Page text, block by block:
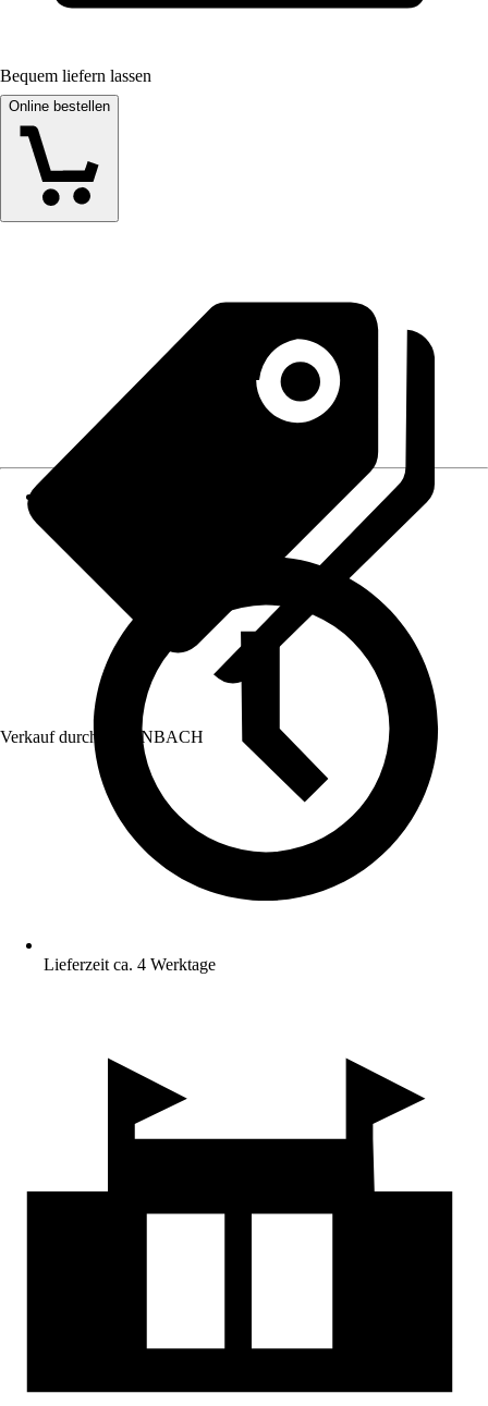
Bequem liefern lassen
Online bestellen
Verkauf durch: HORNBACH
Lieferzeit ca. 4 Werktage